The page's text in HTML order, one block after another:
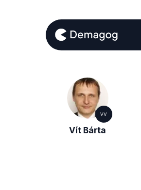
VV
Vít Bárta